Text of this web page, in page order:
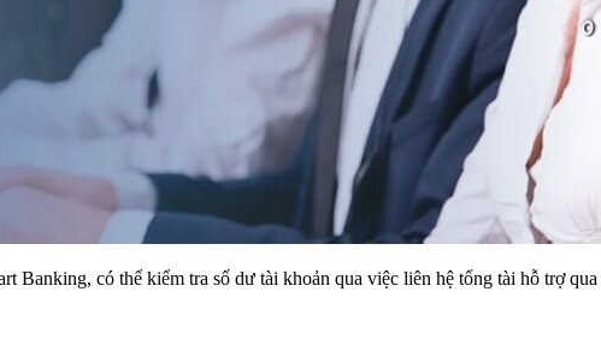
có thể kiểm tra số dư tài khoản qua việc liên hệ tổng tài hỗ trợ